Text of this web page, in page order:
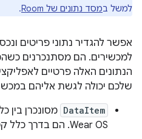
למשל במסד נתונים של Room .
אפשר להגדיר נתוני פריטים
למכשירים. הם מסתנכרנים
הנתונים האלה פרטיים
שלכם יכולה לגשת אליהם
DataItem מסונכרן בין
Wear OS. הם בדרך כלל קטנים.